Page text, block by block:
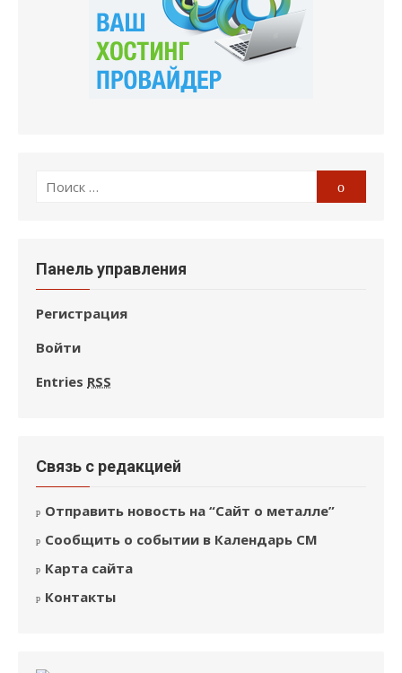
Поиск
Поиск
Панель управления
Регистрация
Войти
Entries RSS
Связь с редакцией
Отправить новость на “Сайт о металле”
Сообщить о событии в Календарь СМ
Карта сайта
Контакты